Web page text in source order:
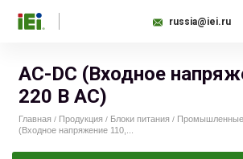
russia@iei.ru
AC-DС (Входное
220 В AC)
Главная / Продукция / Блоки питания /
(Входное напряжение 110,...